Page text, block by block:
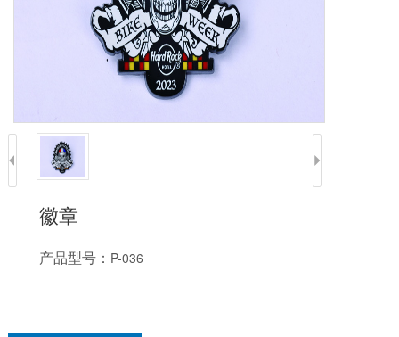
徽章
产品型号： P-036